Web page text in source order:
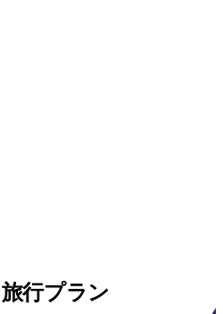
行プラン